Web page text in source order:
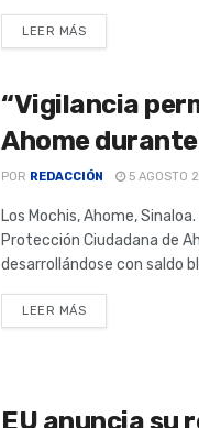
LEER MÁS
“Vigilancia
Ahome durante
POR REDACCIÓN 5 AGOSTO
Los Mochis, Ahome,
Protección Ciudadana de
desarrollándose con saldo
LEER MÁS
EU anuncia su